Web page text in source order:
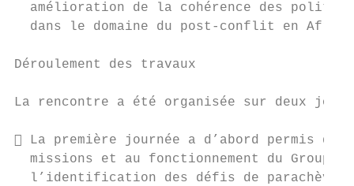
amélioration de la cohérence des
dans le domaine du post-conflit en
Déroulement des travaux
La rencontre a été organisée sur deux
 La première journée a d’abord permis
missions et au fonctionnement du Groupe
l’identification des défis de